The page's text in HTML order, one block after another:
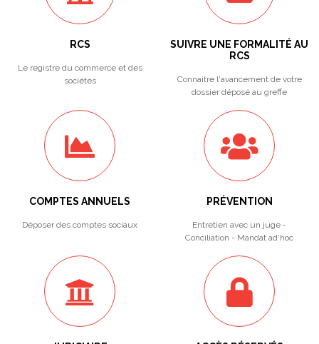
RCS
Le registre du commerce et des
sociétés
SUIVRE UNE FORMALITÉ AU
RCS
Connaitre l'avancement de votre
dossier déposé au greffe
COMPTES ANNUELS
Déposer des comptes sociaux
PRÉVENTION
Entretien avec un juge -
Conciliation - Mandat ad'hoc